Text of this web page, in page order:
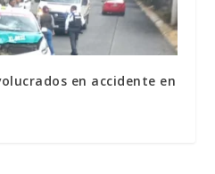
en accidente en